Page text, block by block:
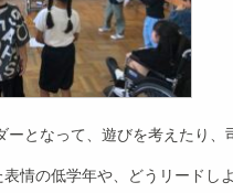
ーとなって、遊びを考えたり、
情の低学年や、どうリードし